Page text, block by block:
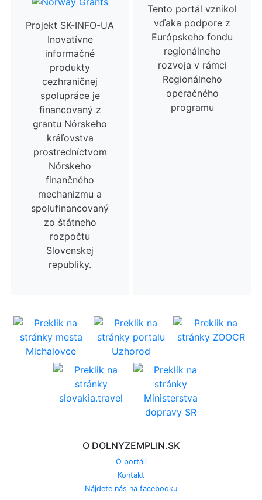
Projekt SK-INFO-UA
Inovatívne
informačné
produkty
cezhraničnej
spolupráce je
financovaný z
grantu Nórskeho
kráľovstva
prostredníctvom
Nórskeho
finančného
mechanizmu a
spolufinancovaný
zo štátneho
rozpočtu
Slovenskej
republiky.
Tento portál vznikol
vďaka podpore z
Európskeho fondu
regionálneho
rozvoja v rámci
Regionálneho
operačného
programu
O DOLNYZEMPLIN.SK
O portáli
Kontakt
Nájdete nás na facebooku